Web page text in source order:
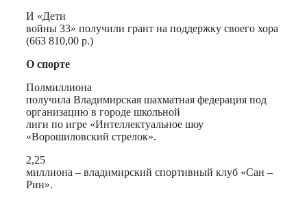
И «Дети
войны 33» получили грант на поддержку своего хора
(663 810,00 р.)
О спорте
Полмиллиона
получила Владимирская шахматная федерация под
организацию в городе школьной
лиги по игре «Интеллектуальное шоу
«Ворошиловский стрелок».
2,25
миллиона – владимирский спортивный клуб «Сан –
Рин».